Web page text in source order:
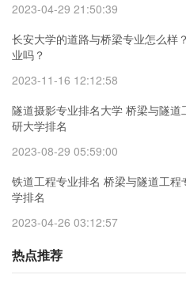
2023-04-29 21:50:39
长安大学的道路与桥梁专业怎么样
业吗？
2023-11-16 12:12:58
隧道摄影专业排名大学 桥梁与隧道
研大学排名
2023-08-29 05:59:00
铁道工程专业排名 桥梁与隧道工程
学排名
2023-04-26 03:12:57
热点推荐